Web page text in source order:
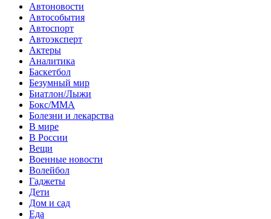
Автоновости
Автособытия
Автоспорт
Автоэксперт
Актеры
Аналитика
Баскетбол
Безумный мир
Биатлон/Лыжи
Бокс/MMA
Болезни и лекарства
В мире
В России
Вещи
Военные новости
Волейбол
Гаджеты
Дети
Дом и сад
Еда